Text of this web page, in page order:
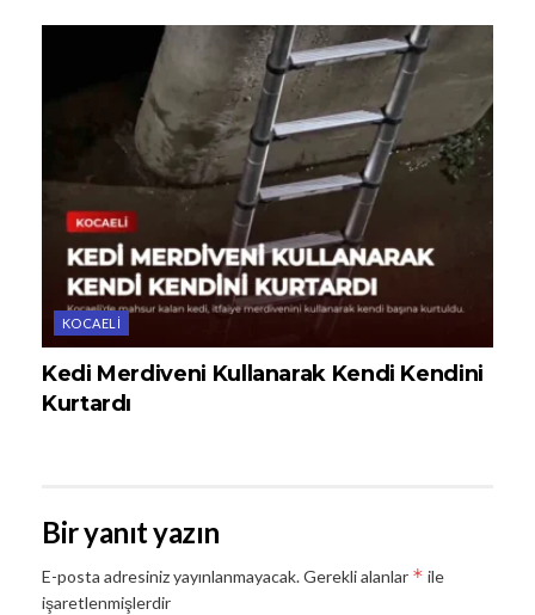
KOCAELI
Kedi Merdiveni Kullanarak Kendi Kendini
Kurtardı
Bir yanıt yazın
E-posta adresiniz yayınlanmayacak.Gerekli alanlar * ile
işaretlenmişlerdir